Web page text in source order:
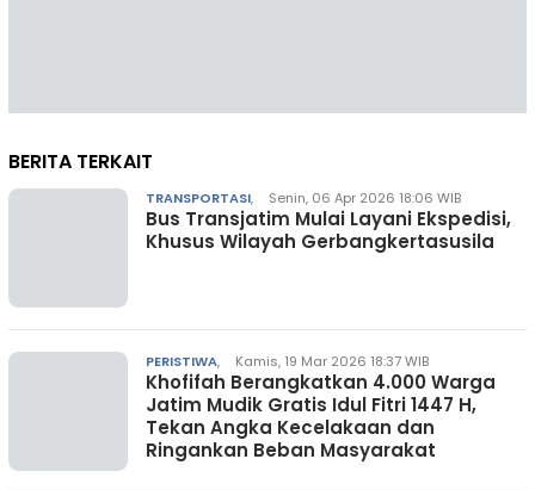
BERITA TERKAIT
TRANSPORTASI, Senin, 06 Apr 2026 18:06 WIB
Bus Transjatim Mulai Layani Ekspedisi,
Khusus Wilayah Gerbangkertasusila
PERISTIWA, Kamis, 19 Mar 2026 18:37 WIB
Khofifah Berangkatkan 4.000 Warga
Jatim Mudik Gratis Idul Fitri 1447 H,
Tekan Angka Kecelakaan dan
Ringankan Beban Masyarakat